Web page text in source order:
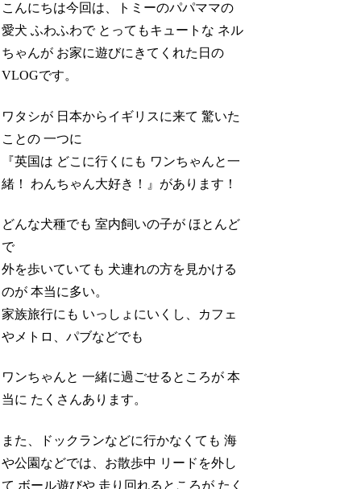
こんにちは今回は、トミーのパパママの
愛犬 ふわふわで とってもキュートな ネル
ちゃんが お家に遊びにきてくれた日の
VLOGです。
ワタシが 日本からイギリスに来て 驚いた
ことの 一つに
『英国は どこに行くにも ワンちゃんと一
緒！ わんちゃん大好き！』があります！
どんな犬種でも 室内飼いの子が ほとんど
で
外を歩いていても 犬連れの方を見かける
のが 本当に多い。
家族旅行にも いっしょにいくし、カフェ
やメトロ、パブなどでも
ワンちゃんと 一緒に過ごせるところが 本
当に たくさんあります。
また、ドックランなどに行かなくても 海
や公園などでは、お散歩中 リードを外し
て ボール遊びや 走り回れるところが たく